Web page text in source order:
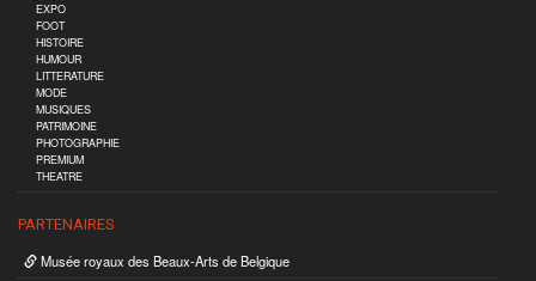
EXPO
FOOT
HISTOIRE
HUMOUR
LITTERATURE
MODE
MUSIQUES
PATRIMOINE
PHOTOGRAPHIE
PREMIUM
THEATRE
PARTENAIRES
Musée royaux des Beaux-Arts de Belgique